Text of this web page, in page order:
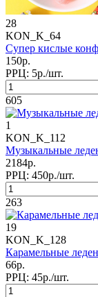
28
KON_K_64
Супер кислые
150р.
РРЦ: 5р./шт.
605
1
KON_K_112
Музыкальные
2184р.
РРЦ: 450р./шт.
263
19
KON_K_128
Карамельные
66р.
РРЦ: 45р./шт.